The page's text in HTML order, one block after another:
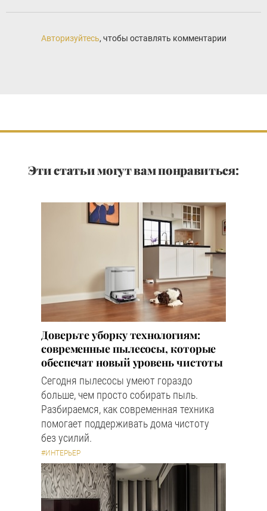
Авторизуйтесь, чтобы оставлять комментарии
Эти статьи могут вам понравиться:
Доверьте уборку технологиям:
современные пылесосы, которые
обеспечат новый уровень чистоты
Сегодня пылесосы умеют гораздо
больше, чем просто собирать пыль.
Разбираемся, как современная техника
помогает поддерживать дома чистоту
без усилий.
#ИНТЕРЬЕР